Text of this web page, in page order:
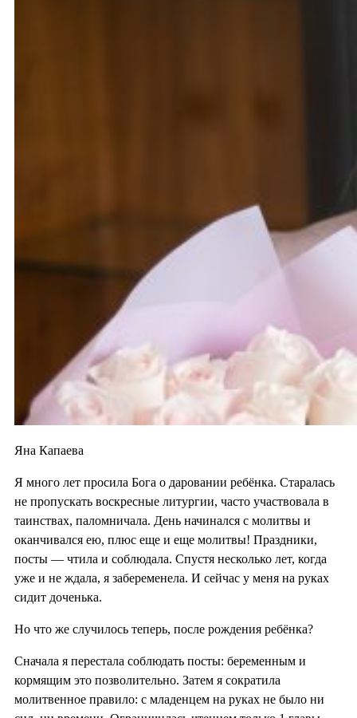
Яна Капаева
Я много лет просила Бога о даровании ребёнка. Старалась
не пропускать воскресные литургии, часто участвовала в
таинствах, паломничала. День начинался с молитвы и
оканчивался ею, плюс еще и еще молитвы! Праздники,
посты — чтила и соблюдала. Спустя несколько лет, когда
уже и не ждала, я забеременела. И сейчас у меня на руках
сидит доченька.
Но что же случилось теперь, после рождения ребёнка?
Сначала я перестала соблюдать посты: беременным и
кормящим это позволительно. Затем я сократила
молитвенное правило: с младенцем на руках не было ни